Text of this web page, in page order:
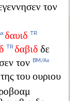
τον
δαυιδ TR
TR δαβιδ δε
τον BM/Ax
του ουριου